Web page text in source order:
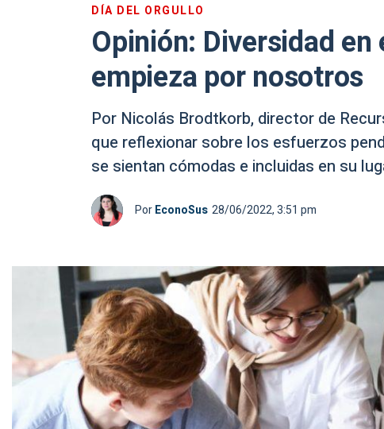
DÍA DEL ORGULLO
Opinión: Diversidad
empieza por nosotros
Por Nicolás Brodtkorb, director de
que reflexionar sobre los esfuerzos
se sientan cómodas e incluidas en su
PorEconoSus 28/06/2022, 3:51 pm